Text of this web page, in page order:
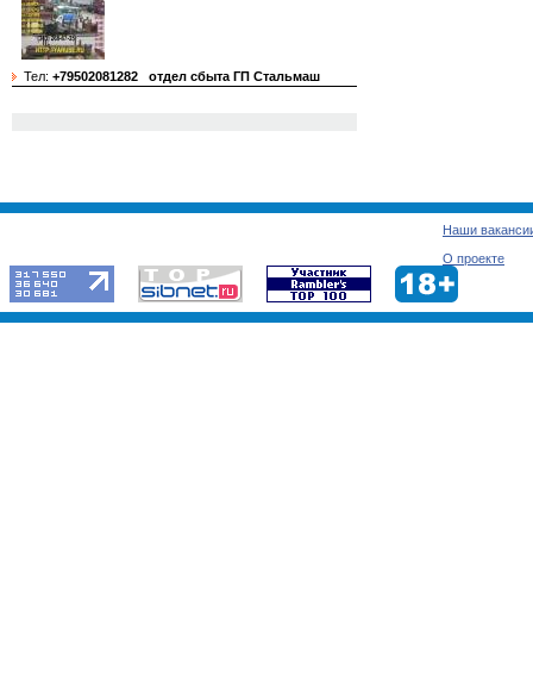
Тел: +79502081282 отдел сбыта ГП Стальмаш
Наши
О проекте